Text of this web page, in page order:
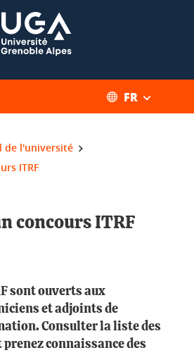
de recherche FR
de l'université
ITRF
concours ITRF
sont ouverts aux
et adjoints de
Consulter la liste des
connaissance des